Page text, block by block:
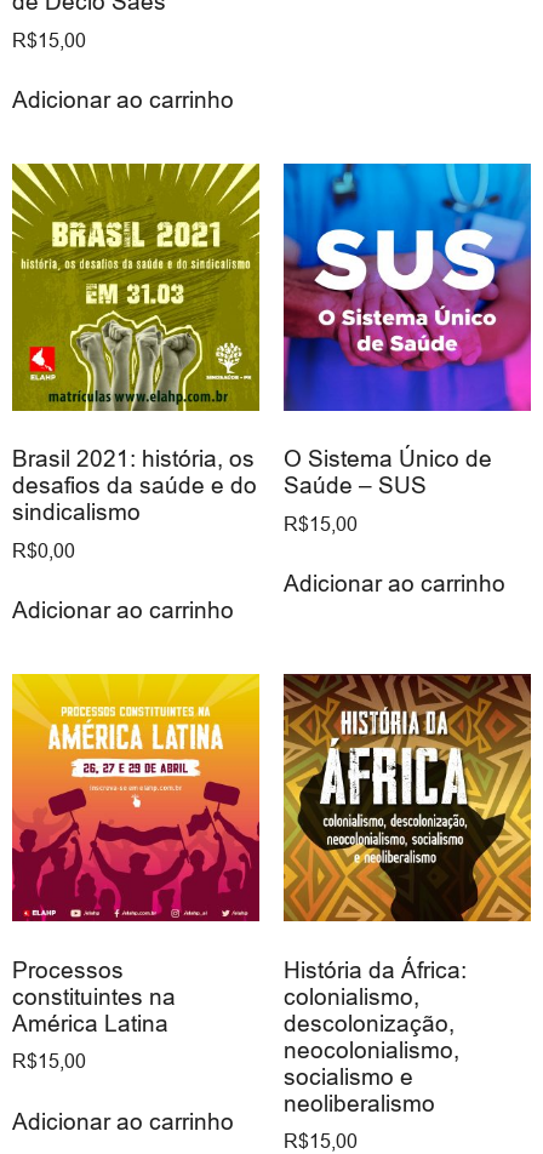
R$15,00
Adicionar ao carrinho
Brasil 2021: história, os
desafios da saúde e do
sindicalismo
R$0,00
Adicionar ao carrinho
O Sistema Único de
Saúde – SUS
R$15,00
Adicionar ao carrinho
Processos
constituintes na
América Latina
R$15,00
Adicionar ao carrinho
História da África:
colonialismo,
descolonização,
neocolonialismo,
socialismo e
neoliberalismo
R$15,00